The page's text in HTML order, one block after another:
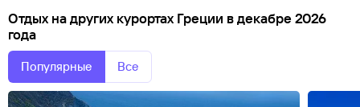
Отдых на других курортах Греции в декабре 2026
года
Популярные Все